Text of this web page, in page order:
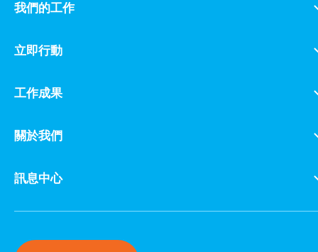
我們的工作
立即行動
工作成果
關於我們
訊息中心